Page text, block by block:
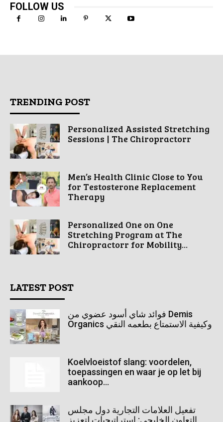
FOLLOW US
TRENDING POST
Personalized Assisted Stretching
Sessions | The Chiropractorr
Men’s Health Clinic Close to You
for Testosterone Replacement
Therapy
Personalized One on One
Stretching Program at The
Chiropractorr for Mobility...
LATEST POST
فوائد شاي أسود عضوي من Demis
Organics وكيفية الاستمتاع بطعمه النقي
Koelvloeistof slang: voordelen,
toepassingen en waar je op let bij
aankoop...
تفعيل العلامات التجارية دول مجلس
التعاون الخليجي: استراتيجيات لتعزيز